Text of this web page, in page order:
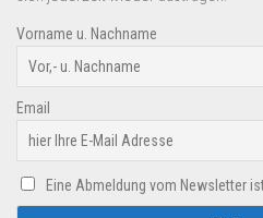
Vorname u. Nachname
Email
Eine Abmeldung vom Newsletter